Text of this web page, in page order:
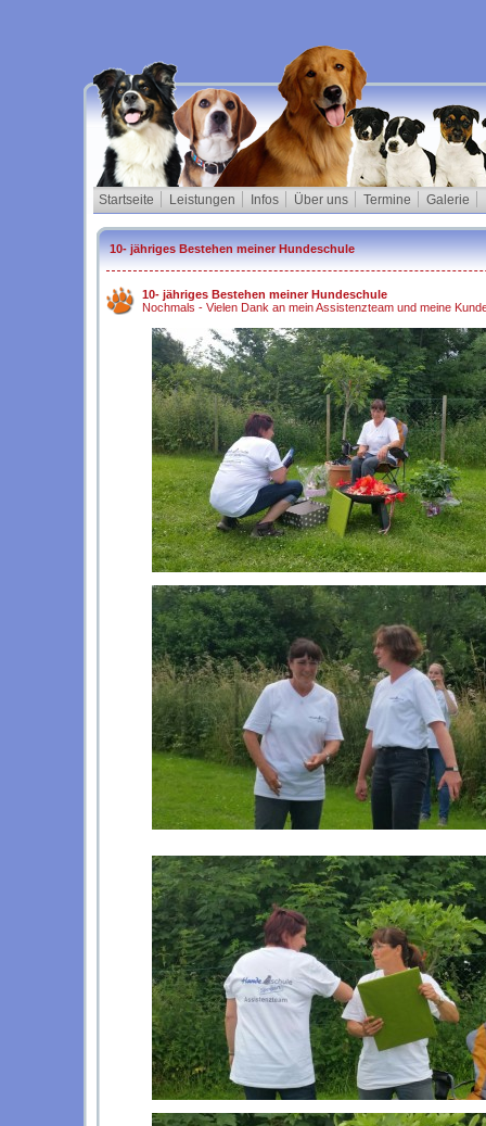
Startseite Leistungen Infos Über uns Termine Galerie
10- jähriges Bestehen meiner Hundeschule
10- jähriges Bestehen meiner Hundeschule
Nochmals - Vielen Dank an mein Assistenzteam und meine